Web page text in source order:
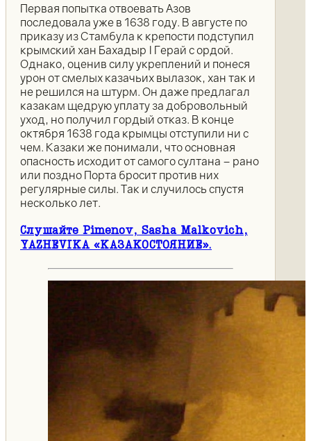
Первая попытка отвоевать Азов
последовала уже в 1638 году. В августе по
приказу из Стамбула к крепости подступил
крымский хан Бахадыр I Герай с ордой.
Однако, оценив силу укреплений и понеся
урон от смелых казачьих вылазок, хан так и
не решился на штурм. Он даже предлагал
казакам щедрую уплату за добровольный
уход, но получил гордый отказ. В конце
октября 1638 года крымцы отступили ни с
чем. Казаки же понимали, что основная
опасность исходит от самого султана – рано
или поздно Порта бросит против них
регулярные силы. Так и случилось спустя
несколько лет.
Слушайте Pimenov, Sasha Malkovich,
YAZHEVIKA «КАЗАКОСТОЯНИЕ».